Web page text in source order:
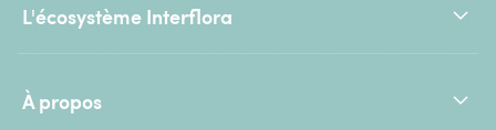
L'écosystème Interflora
À propos